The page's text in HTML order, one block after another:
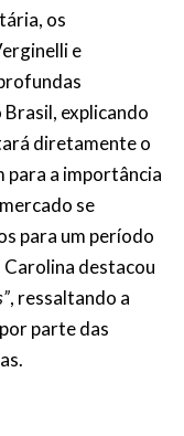
os
e
explicando
diretamente o
a importância
se
para um período
destacou
, ressaltando a
parte das